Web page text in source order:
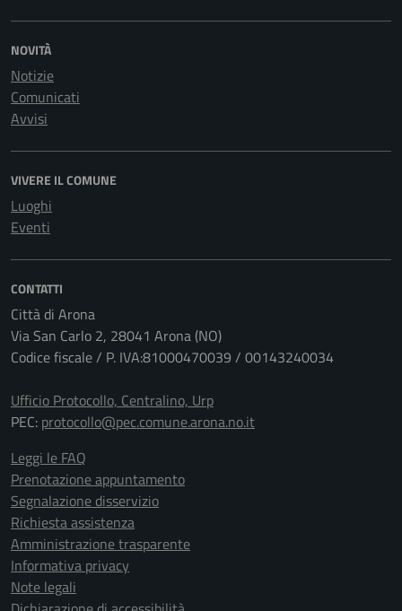
NOVITÀ
Notizie
Comunicati
Avvisi
VIVERE IL COMUNE
Luoghi
Eventi
CONTATTI
Città di Arona
Via San Carlo 2, 28041 Arona (NO)
Codice fiscale / P. IVA:81000470039 / 00143240034
Ufficio Protocollo, Centralino, Urp
PEC: protocollo@pec.comune.arona.no.it
Leggi le FAQ
Prenotazione appuntamento
Segnalazione disservizio
Richiesta assistenza
Amministrazione trasparente
Informativa privacy
Note legali